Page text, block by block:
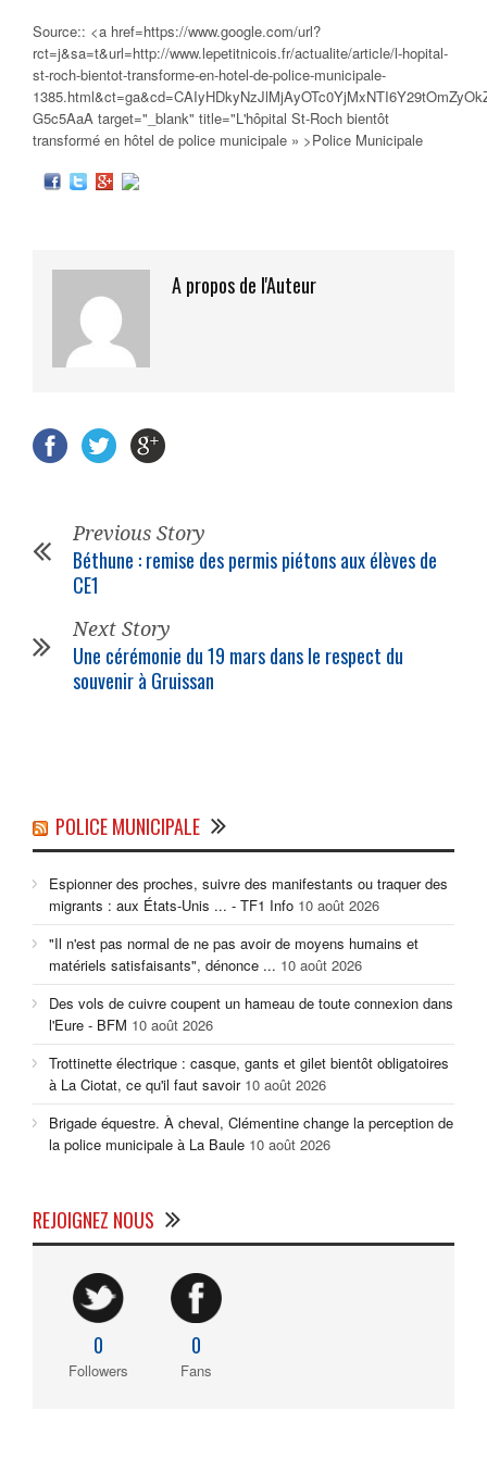
Source:: <a href=https://www.google.com/url?
rct=j&sa=t&url=http://www.lepetitnicois.fr/actualite/article/l-hopital-
st-roch-bientot-transforme-en-hotel-de-police-municipale-
G5c5AaA target="_blank" title="L'hôpital St-Roch bientôt
transformé en hôtel de police municipale » >Police Municipale
A propos de l'Auteur
Previous Story
Béthune : remise des permis piétons aux élèves de
CE1
Next Story
Une cérémonie du 19 mars dans le respect du
souvenir à Gruissan
POLICE MUNICIPALE
Espionner des proches, suivre des manifestants ou traquer des
migrants : aux États-Unis ... - TF1 Info 10 août 2026
"Il n'est pas normal de ne pas avoir de moyens humains et
matériels satisfaisants", dénonce ... 10 août 2026
Des vols de cuivre coupent un hameau de toute connexion dans
l'Eure - BFM 10 août 2026
Trottinette électrique : casque, gants et gilet bientôt obligatoires
à La Ciotat, ce qu'il faut savoir 10 août 2026
Brigade équestre. À cheval, Clémentine change la perception de
la police municipale à La Baule 10 août 2026
REJOIGNEZ NOUS
0
Followers
0
Fans